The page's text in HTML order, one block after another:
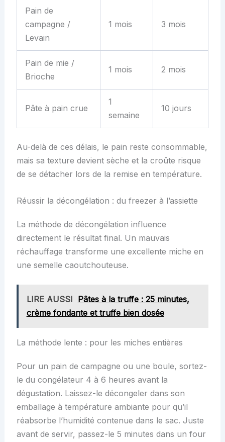
Pain de
campagne /
Levain
1 mois 3 mois
Pain de mie /
Brioche
1 mois 2 mois
Pâte à pain crue
1
semaine
10 jours
Au-delà de ces délais, le pain reste consommable,
mais sa texture devient sèche et la croûte risque
de se détacher lors de la remise en température.
Réussir la décongélation : du freezer à l’assiette
La méthode de décongélation influence
directement le résultat final. Un mauvais
réchauffage transforme une excellente miche en
une semelle caoutchouteuse.
LIRE AUSSI Pâtes à la truffe : 25 minutes,
crème fondante et truffe bien dosée
La méthode lente : pour les miches entières
Pour un pain de campagne ou une boule, sortez-
le du congélateur 4 à 6 heures avant la
dégustation. Laissez-le décongeler dans son
emballage à température ambiante pour qu’il
réabsorbe l’humidité contenue dans le sac. Juste
avant de servir, passez-le 5 minutes dans un four